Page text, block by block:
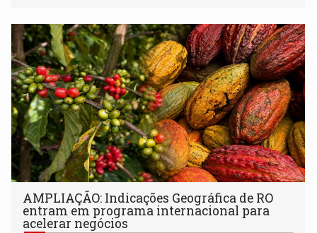
AMPLIAÇÃO: Indicações Geográfica de RO
entram em programa internacional para
acelerar negócios